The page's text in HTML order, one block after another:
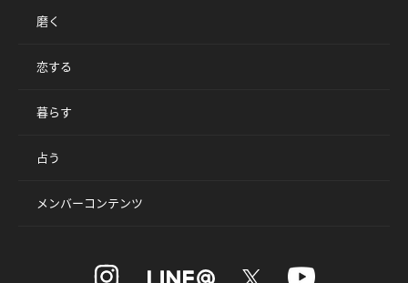
磨く
恋する
暮らす
占う
メンバーコンテンツ